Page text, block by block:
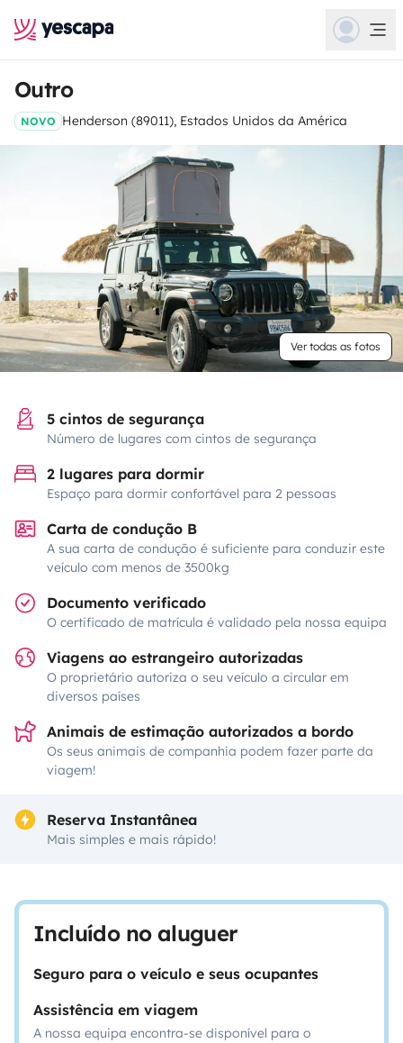
Outro
NOVO Henderson (89011), Estados Unidos da América
Ver todas as fotos
5 cintos de segurança
Número de lugares com cintos de segurança
2 lugares para dormir
Espaço para dormir confortável para 2 pessoas
Carta de condução B
A sua carta de condução é suficiente para conduzir este
veículo com menos de 3500kg
Documento verificado
O certificado de matrícula é validado pela nossa equipa
Viagens ao estrangeiro autorizadas
O proprietário autoriza o seu veículo a circular em
diversos países
Animais de estimação autorizados a bordo
Os seus animais de companhia podem fazer parte da
viagem!
Reserva Instantânea
Mais simples e mais rápido!
Incluído no aluguer
Seguro para o veículo e seus ocupantes
Assistência em viagem
A nossa equipa encontra-se disponível para o